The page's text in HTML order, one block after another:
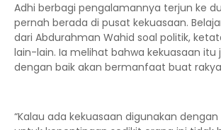
Adhi berbagi pengalamannya terjun ke
pernah berada di pusat kekuasaan.
dari Abdurahman Wahid soal politik,
lain-lain. Ia melihat bahwa kekuasaan itu
dengan baik akan bermanfaat buat
“Kalau ada kekuasaan digunakan